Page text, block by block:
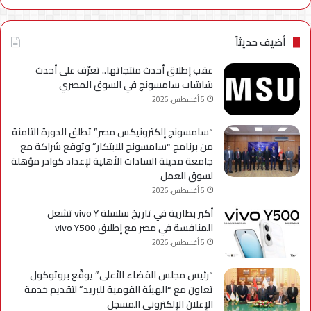
للترويج
لسلسلة
Galaxy
A
My
أضيف حديثاً
عقب إطلاق أحدث منتجاتها.. تعرّف على أحدث
شاشات سامسونج في السوق المصري
5 أغسطس، 2026
“سامسونج إلكترونيكس مصر” تطلق الدورة الثامنة
من برنامج “سامسونج للابتكار” وتوقع شراكة مع
جامعة مدينة السادات الأهلية لإعداد كوادر مؤهلة
لسوق العمل
5 أغسطس، 2026
أكبر بطارية في تاريخ سلسلة vivo Y تشعل
المنافسة في مصر مع إطلاق vivo Y500
5 أغسطس، 2026
“رئيس مجلس القضاء الأعلى” يوقّع بروتوكول
تعاون مع “الهيئة القومية للبريد” لتقديم خدمة
الإعلان الإلكتروني المسجل